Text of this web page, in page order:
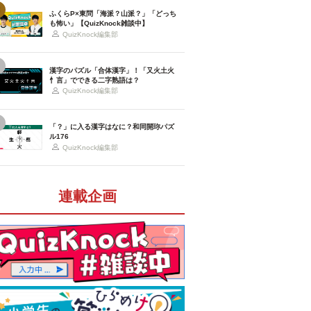
ふくらP×東問「海派？山派？」「どっち
も怖い」【QuizKnock雑談中】
QuizKnock編集部
漢字のパズル「合体漢字」！「又火土火
忄言」でできる二字熟語は？
QuizKnock編集部
「？」に入る漢字はなに？和同開珎パズ
ル176
QuizKnock編集部
連載企画